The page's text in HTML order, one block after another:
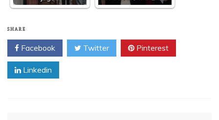
SHARE
Facebook Twitter Pinterest
Linkedin